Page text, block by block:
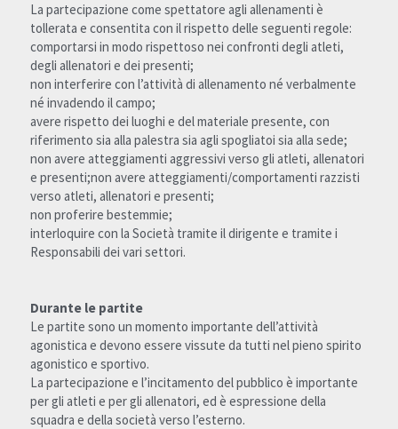
La partecipazione come spettatore agli allenamenti è
tollerata e consentita con il rispetto delle seguenti regole:
comportarsi in modo rispettoso nei confronti degli atleti,
degli allenatori e dei presenti;
non interferire con l’attività di allenamento né verbalmente
né invadendo il campo;
avere rispetto dei luoghi e del materiale presente, con
riferimento sia alla palestra sia agli spogliatoi sia alla sede;
non avere atteggiamenti aggressivi verso gli atleti, allenatori
e presenti;non avere atteggiamenti/comportamenti razzisti
verso atleti, allenatori e presenti;
non proferire bestemmie;
interloquire con la Società tramite il dirigente e tramite i
Responsabili dei vari settori.
Durante le partite
Le partite sono un momento importante dell’attività
agonistica e devono essere vissute da tutti nel pieno spirito
agonistico e sportivo.
La partecipazione e l’incitamento del pubblico è importante
per gli atleti e per gli allenatori, ed è espressione della
squadra e della società verso l’esterno.